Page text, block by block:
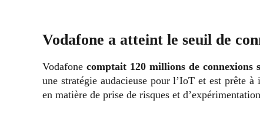
Vodafone a atteint le seuil de
Vodafone comptait 120 millions de connexions
une stratégie audacieuse pour l’IoT et est prête
en matière de prise de risques et